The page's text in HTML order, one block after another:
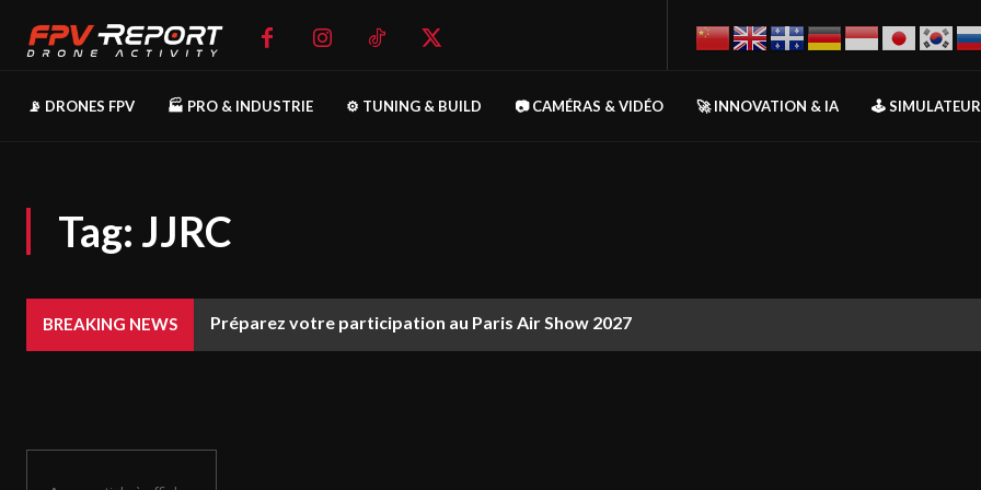
📡 DRONES FPV 🏭 PRO & INDUSTRIE ⚙️ TUNING & BUILD 📷 CAMÉRAS & VIDÉO 🚀 INNOVATION & IA 🕹️
Tag: JJRC
BREAKING NEWS Préparez votre participation au Paris Air Show 2027